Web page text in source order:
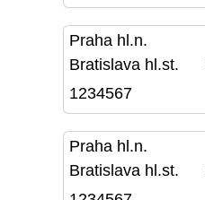
Praha hl.n.
Bratislava hl.st.
1234567
Praha hl.n.
Bratislava hl.st.